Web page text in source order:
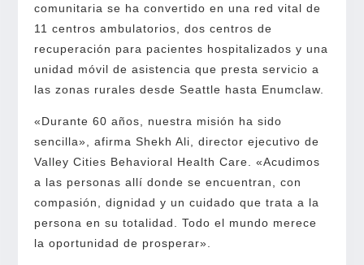
comunitaria se ha convertido en una red vital de
11 centros ambulatorios, dos centros de
recuperación para pacientes hospitalizados y una
unidad móvil de asistencia que presta servicio a
las zonas rurales desde Seattle hasta Enumclaw.
«Durante 60 años, nuestra misión ha sido
sencilla», afirma Shekh Ali, director ejecutivo de
Valley Cities Behavioral Health Care. «Acudimos
a las personas allí donde se encuentran, con
compasión, dignidad y un cuidado que trata a la
persona en su totalidad. Todo el mundo merece
la oportunidad de prosperar».